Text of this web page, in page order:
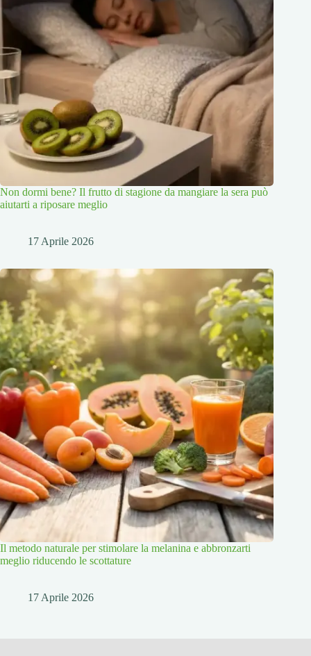
Non dormi bene? Il frutto di stagione da mangiare la sera può
aiutarti a riposare meglio
17 Aprile 2026
Il metodo naturale per stimolare la melanina e abbronzarti
meglio riducendo le scottature
17 Aprile 2026